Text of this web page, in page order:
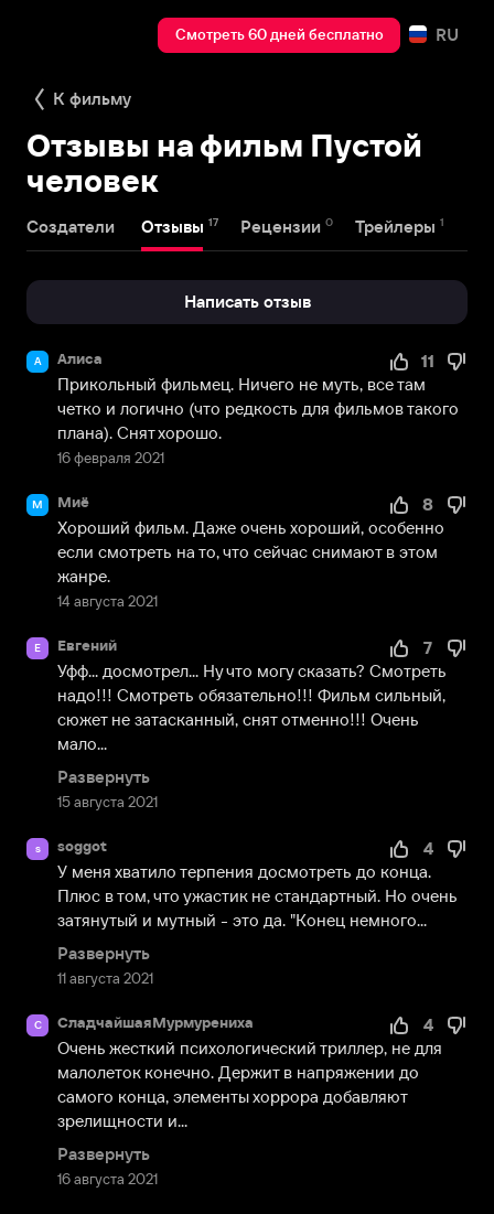
Смотреть 60 дней бесплатно RU
К фильму
Отзывы на фильм Пустой
человек
Создатели Отзывы 17 Рецензии 0 Трейлеры 1
Написать отзыв
А Алиса
16 февраля 2021
11
Прикольный фильмец. Ничего не муть, все там
четко и логично (что редкость для фильмов такого
плана). Снят хорошо.
М Миё
14 августа 2021
8
Хороший фильм. Даже очень хороший, особенно
если смотреть на то, что сейчас снимают в этом
жанре.
Е Евгений
15 августа 2021
7
Уфф... досмотрел... Ну что могу сказать? Смотреть
надо!!! Смотреть обязательно!!! Фильм сильный,
сюжет не затасканный, снят отменно!!! Очень
мало...
Развернуть
s soggot
11 августа 2021
4
У меня хватило терпения досмотреть до конца.
Плюс в том, что ужастик не стандартный. Но очень
затянутый и мутный - это да. "Конец немного...
Развернуть
С СладчайшаяМурмурениха
16 августа 2021
4
Очень жесткий психологический триллер, не для
малолеток конечно. Держит в напряжении до
самого конца, элементы хоррора добавляют
зрелищности и...
Развернуть